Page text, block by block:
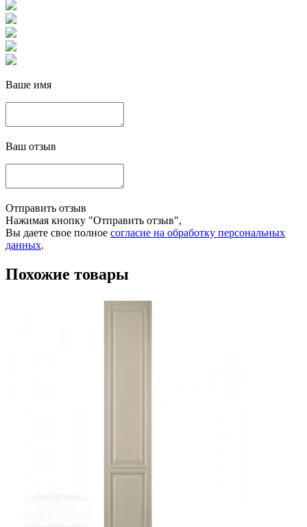
Ваше имя
Ваш отзыв
Отправить отзыв
Нажимая кнопку "Отправить отзыв",
Вы даете свое полное согласие на обработку персональных
данных.
Похожие товары